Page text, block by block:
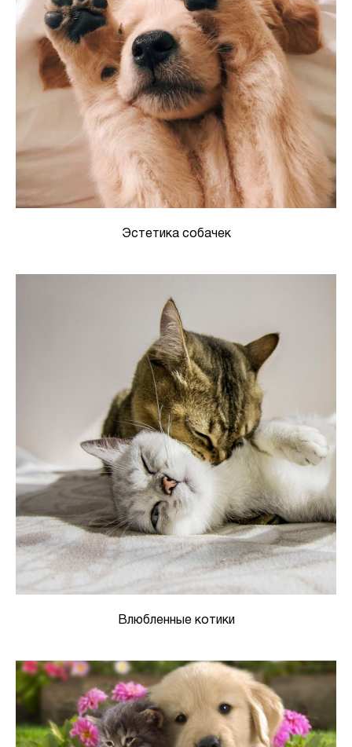
Эстетика собачек
Влюбленные котики